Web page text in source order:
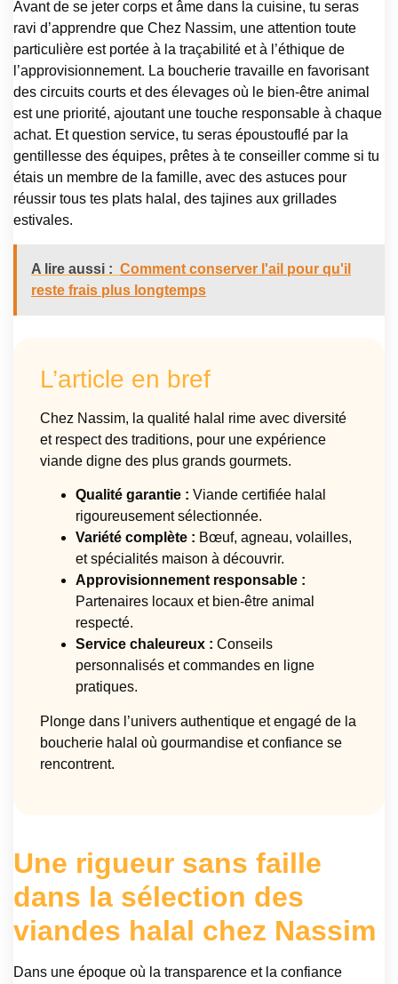
Avant de se jeter corps et âme dans la cuisine, tu seras
ravi d’apprendre que Chez Nassim, une attention toute
particulière est portée à la traçabilité et à l’éthique de
l’approvisionnement. La boucherie travaille en favorisant
des circuits courts et des élevages où le bien-être animal
est une priorité, ajoutant une touche responsable à chaque
achat. Et question service, tu seras époustouflé par la
gentillesse des équipes, prêtes à te conseiller comme si tu
étais un membre de la famille, avec des astuces pour
réussir tous tes plats halal, des tajines aux grillades
estivales.
A lire aussi : Comment conserver l'ail pour qu'il
reste frais plus longtemps
L’article en bref
Chez Nassim, la qualité halal rime avec diversité
et respect des traditions, pour une expérience
viande digne des plus grands gourmets.
Qualité garantie : Viande certifiée halal
rigoureusement sélectionnée.
Variété complète : Bœuf, agneau, volailles,
et spécialités maison à découvrir.
Approvisionnement responsable :
Partenaires locaux et bien-être animal
respecté.
Service chaleureux : Conseils
personnalisés et commandes en ligne
pratiques.
Plonge dans l’univers authentique et engagé de la
boucherie halal où gourmandise et confiance se
rencontrent.
Une rigueur sans faille
dans la sélection des
viandes halal chez Nassim
Dans une époque où la transparence et la confiance